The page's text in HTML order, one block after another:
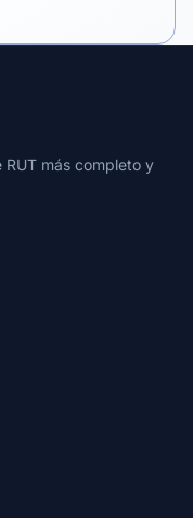
más completo y